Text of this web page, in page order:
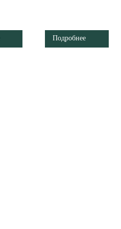
Подробнее